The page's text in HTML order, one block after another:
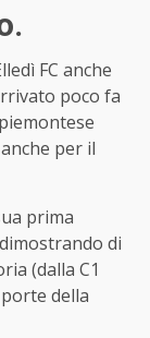
FC anche
poco fa
per il
prima
di
(dalla C1
della